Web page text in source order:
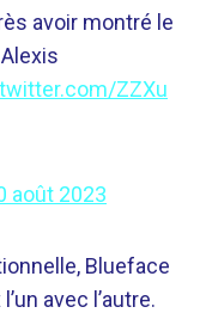
avoir montré le
ZZXu
août 2023
Blueface
avec l’autre.